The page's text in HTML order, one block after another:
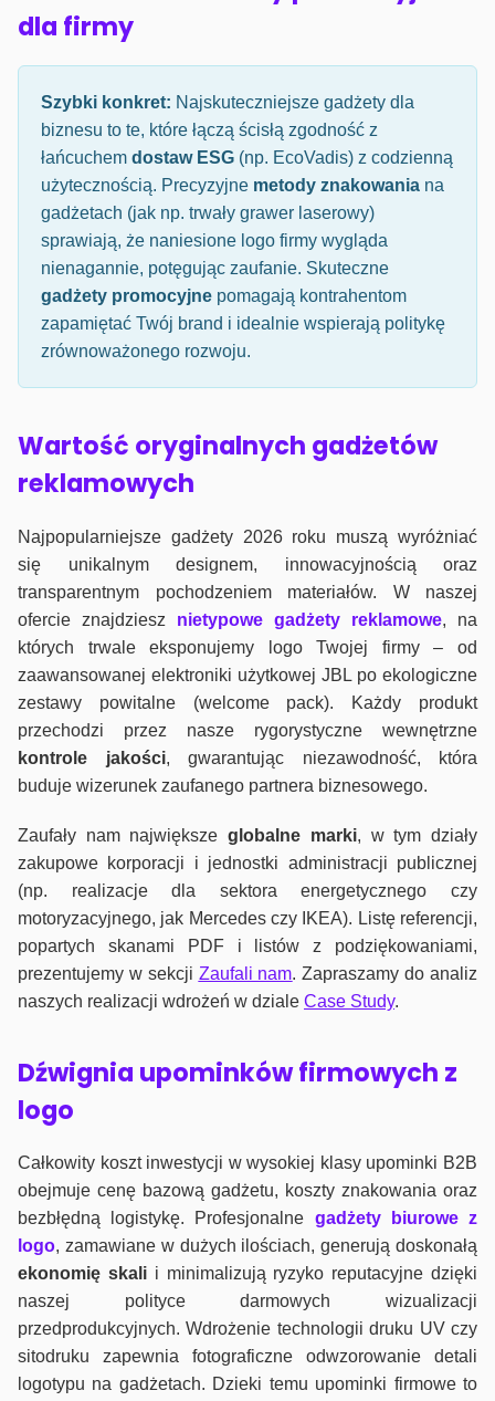
dla firmy
Szybki konkret: Najskuteczniejsze gadżety dla
biznesu to te, które łączą ścisłą zgodność z
łańcuchem dostaw ESG (np. EcoVadis) z codzienną
użytecznością. Precyzyjne metody znakowania na
gadżetach (jak np. trwały grawer laserowy)
sprawiają, że naniesione logo firmy wygląda
nienagannie, potęgując zaufanie. Skuteczne
gadżety promocyjne pomagają kontrahentom
zapamiętać Twój brand i idealnie wspierają politykę
zrównoważonego rozwoju.
Wartość oryginalnych gadżetów
reklamowych
Najpopularniejsze gadżety 2026 roku muszą wyróżniać
się unikalnym designem, innowacyjnością oraz
transparentnym pochodzeniem materiałów. W naszej
ofercie znajdziesz nietypowe gadżety reklamowe, na
których trwale eksponujemy logo Twojej firmy – od
zaawansowanej elektroniki użytkowej JBL po ekologiczne
zestawy powitalne (welcome pack). Każdy produkt
przechodzi przez nasze rygorystyczne wewnętrzne
kontrole jakości, gwarantując niezawodność, która
buduje wizerunek zaufanego partnera biznesowego.
Zaufały nam największeglobalne marki, w tym działy
zakupowe korporacji i jednostki administracji publicznej
(np. realizacje dla sektora energetycznego czy
motoryzacyjnego, jak Mercedes czy IKEA). Listę referencji,
popartych skanami PDF i listów z podziękowaniami,
prezentujemy w sekcji Zaufali nam. Zapraszamy do analiz
naszych realizacji wdrożeń w dziale Case Study.
Dźwignia upominków firmowych z
logo
Całkowity koszt inwestycji w wysokiej klasy upominki B2B
obejmuje cenę bazową gadżetu, koszty znakowania oraz
bezbłędną logistykę. Profesjonalne gadżety biurowe z
logo, zamawiane w dużych ilościach, generują doskonałą
ekonomię skalii minimalizują ryzyko reputacyjne dzięki
naszej polityce darmowych wizualizacji
przedprodukcyjnych. Wdrożenie technologii druku UV czy
sitodruku zapewnia fotograficzne odwzorowanie detali
logotypu na gadżetach. Dzieki temu upominki firmowe to